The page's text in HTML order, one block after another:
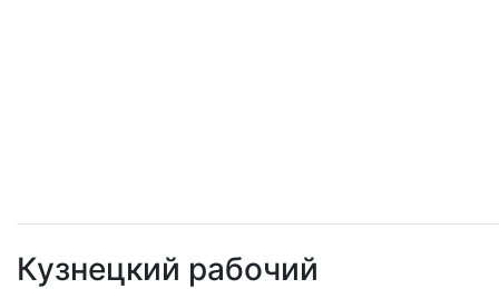
Кузнецкий рабочий